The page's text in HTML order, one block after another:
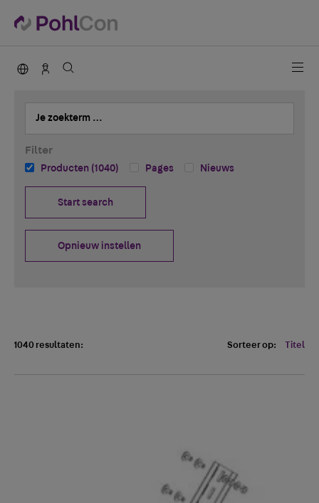
PohlCon international
Contact
Je zoekterm …
Filter
Producten (1040) Pages Nieuws
Start search
Opnieuw instellen
1040 resultaten: Sorteer op: Titel